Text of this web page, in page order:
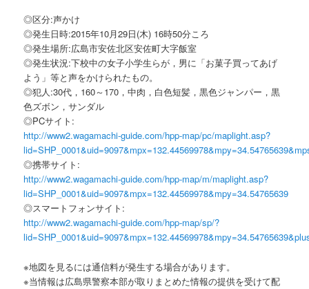
◎区分:声かけ
◎発生日時:2015年10月29日(木) 16時50分ころ
◎発生場所:広島市安佐北区安佐町大字飯室
◎発生状況:下校中の女子小学生らが，男に「お菓子買ってあげ
よう」等と声をかけられたもの。
◎犯人:30代，160～170，中肉，白色短髪，黒色ジャンパー，黒
色ズボン，サンダル
◎PCサイト:
http://www2.wagamachi-guide.com/hpp-map/pc/maplight.asp?
◎携帯サイト:
http://www2.wagamachi-guide.com/hpp-map/m/maplight.asp?
lid=SHP_0001&uid=9097&mpx=132.44569978&mpy=34.54765639
◎スマートフォンサイト:
http://www2.wagamachi-guide.com/hpp-map/sp/?
※地図を見るには通信料が発生する場合があります。
※当情報は広島県警察本部が取りまとめた情報の提供を受けて配